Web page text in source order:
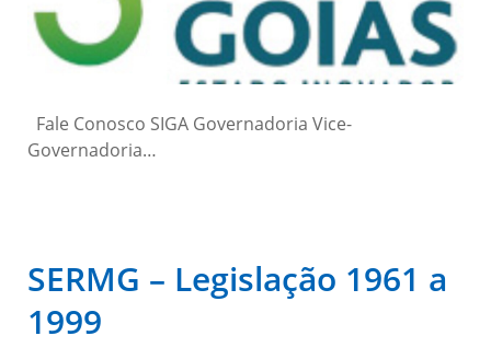
Fale Conosco SIGA Governadoria Vice-
Governadoria…
SERMG – Legislação 1961 a
1999